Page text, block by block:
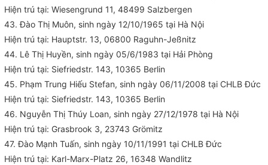
Hiện trú tại: Wiesengrund 11, 48499 Salzbergen
43. Đào Thị Muôn, sinh ngày 12/10/1965 tại Hà Nội
Hiện trú tại: Hauptstr. 13, 06800 Raguhn-Jeßnitz
44. Lê Thị Huyền, sinh ngày 05/6/1983 tại Hải Phòng
Hiện trú tại: Siefriedstr. 143, 10365 Berlin
45. Phạm Trung Hiếu Stefan, sinh ngày 06/11/2008 tại CHLB Đức
Hiện trú tại: Siefriedstr. 143, 10365 Berlin
46. Nguyễn Thị Thúy Loan, sinh ngày 27/12/1978 tại Hà Nội
Hiện trú tại: Grasbrook 3, 23743 Grömitz
47. Đào Mạnh Tuấn, sinh ngày 10/11/1991 tại CHLB Đức
Hiện trú tại: Karl-Marx-Platz 26, 16348 Wandlitz